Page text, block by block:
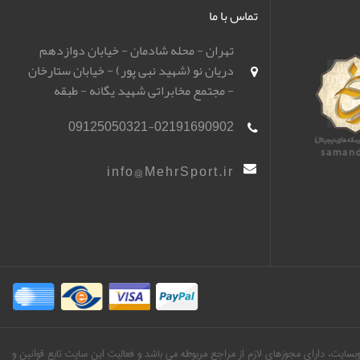
تماس با ما
تهران - محله شادمان - خیابان دوازدهم
دریان نو (شهید نبی پور) - خیابان ستارخان
- مجتمع مخابراتی شهید یگانه - طبقه
(مهرگان)
09125050321-02191690902
info@MehrSport.ir
وبسایت، دارای مجوزهای لازم از مراجع مربوطه می باشد و فعالیت این سایت تابع قوانین و